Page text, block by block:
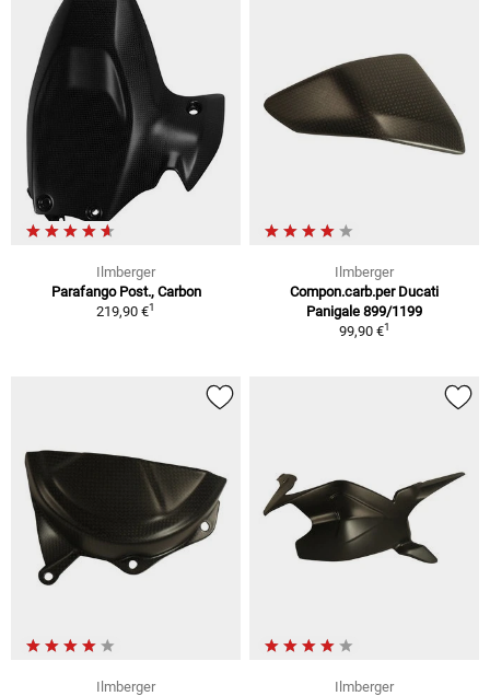
Ilmberger
Parafango Post., Carbon
219,90 €1
Ilmberger
Compon.carb.per Ducati
Panigale 899/1199
99,90 €1
Ilmberger
Ilmberger